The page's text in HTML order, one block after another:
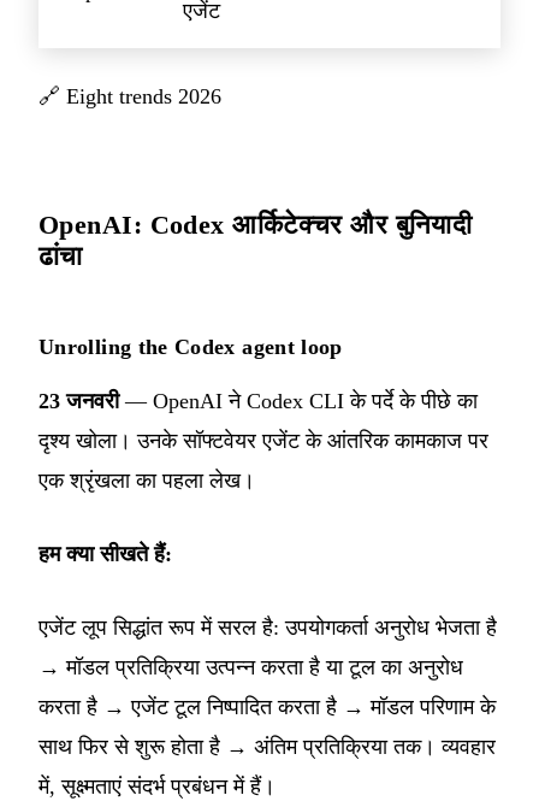
एजेंट
🔗 Eight trends 2026
OpenAI: Codex आर्किटेक्चर और बुनियादी
ढांचा
Unrolling the Codex agent loop
23 जनवरी— OpenAI ने Codex CLI के पर्दे के पीछे का
दृश्य खोला। उनके सॉफ्टवेयर एजेंट के आंतरिक कामकाज पर
एक श्रृंखला का पहला लेख।
हम क्या सीखते हैं:
एजेंट लूप सिद्धांत रूप में सरल है: उपयोगकर्ता अनुरोध भेजता है
→ मॉडल प्रतिक्रिया उत्पन्न करता है या टूल का अनुरोध
करता है → एजेंट टूल निष्पादित करता है → मॉडल परिणाम के
साथ फिर से शुरू होता है → अंतिम प्रतिक्रिया तक। व्यवहार
में, सूक्ष्मताएं संदर्भ प्रबंधन में हैं।